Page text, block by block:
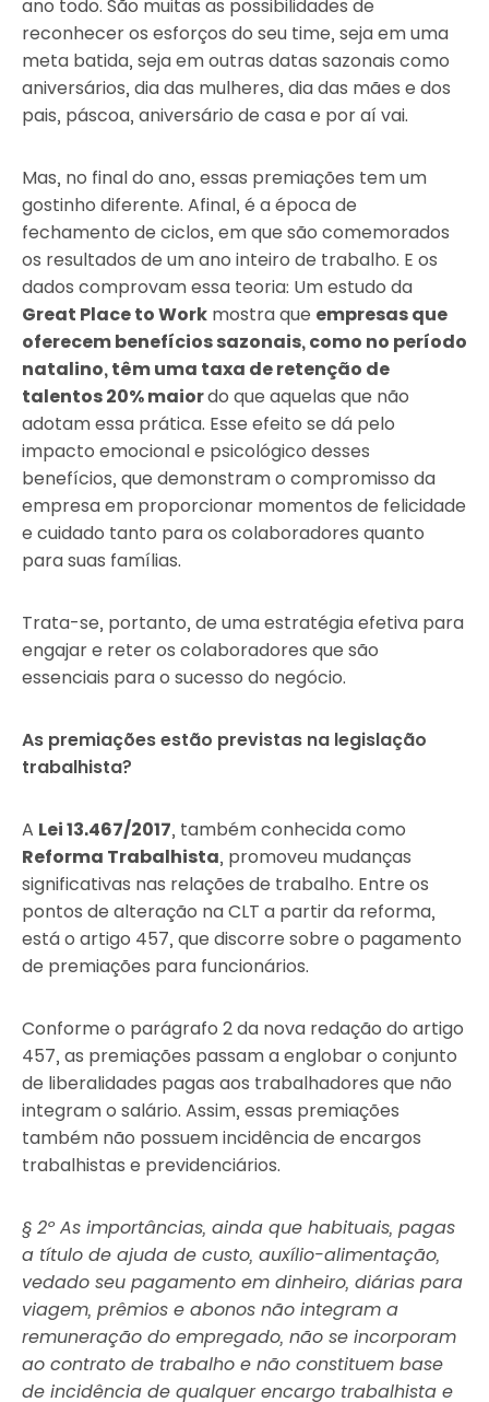
ano todo. São muitas as possibilidades de
reconhecer os esforços do seu time, seja em uma
meta batida, seja em outras datas sazonais como
aniversários, dia das mulheres, dia das mães e dos
pais, páscoa, aniversário de casa e por aí vai.
Mas, no final do ano, essas premiações tem um
gostinho diferente. Afinal, é a época de
fechamento de ciclos, em que são comemorados
os resultados de um ano inteiro de trabalho. E os
dados comprovam essa teoria: Um estudo da
Great Place to Work mostra que empresas que
oferecem benefícios sazonais, como no período
natalino, têm uma taxa de retenção de
talentos 20% maiordo que aquelas que não
adotam essa prática. Esse efeito se dá pelo
impacto emocional e psicológico desses
benefícios, que demonstram o compromisso da
empresa em proporcionar momentos de felicidade
e cuidado tanto para os colaboradores quanto
para suas famílias.
Trata-se, portanto, de uma estratégia efetiva para
engajar e reter os colaboradores que são
essenciais para o sucesso do negócio.
As premiações estão previstas na legislação
trabalhista?
A Lei 13.467/2017, também conhecida como
Reforma Trabalhista, promoveu mudanças
significativas nas relações de trabalho. Entre os
pontos de alteração na CLT a partir da reforma,
está o artigo 457, que discorre sobre o pagamento
de premiações para funcionários.
Conforme o parágrafo 2 da nova redação do artigo
457, as premiações passam a englobar o conjunto
de liberalidades pagas aos trabalhadores que não
integram o salário. Assim, essas premiações
também não possuem incidência de encargos
trabalhistas e previdenciários.
§ 2º As importâncias, ainda que habituais, pagas
a título de ajuda de custo, auxílio-alimentação,
vedado seu pagamento em dinheiro, diárias para
viagem, prêmios e abonos não integram a
remuneração do empregado, não se incorporam
ao contrato de trabalho e não constituem base
de incidência de qualquer encargo trabalhista e